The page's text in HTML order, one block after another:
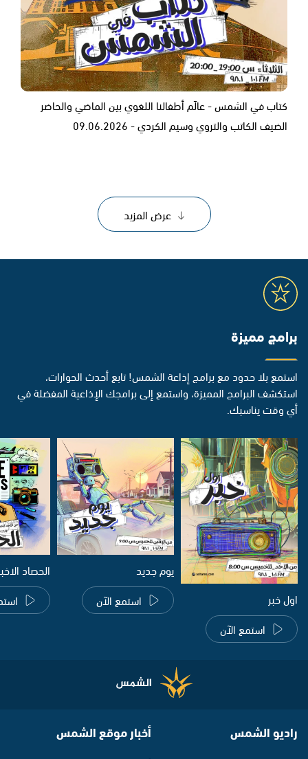
كتاب في الشمس - عالَم أطفالنا اللغوي بين الماضي والحاضر
الضيف الكاتب والتروي وسيم الكردي - ‎09.06.2026
عرض المزيد
برامج مميزة
استمع بلا حدود مع برامج إذاعة الشمس! تابع أحدث الحوارات،
استكشف البرامج المميزة، واستمع إلى برامجك الإذاعية المفضلة في
أي وقت يناسبك.
اول خبر
استمع الآن
يوم جديد
استمع الآن
الحصاد
راديو الشمس أخبار موقع الشمس